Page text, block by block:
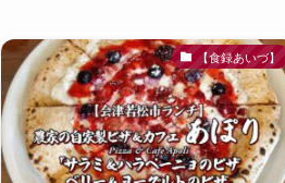
【食録あいづ】